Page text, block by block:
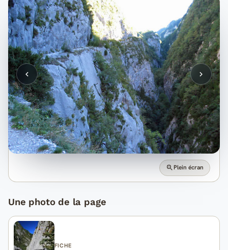
Plein écran
Une photo de la page
FICHE